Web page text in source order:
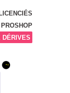
PROSHOP
DÉRIVES